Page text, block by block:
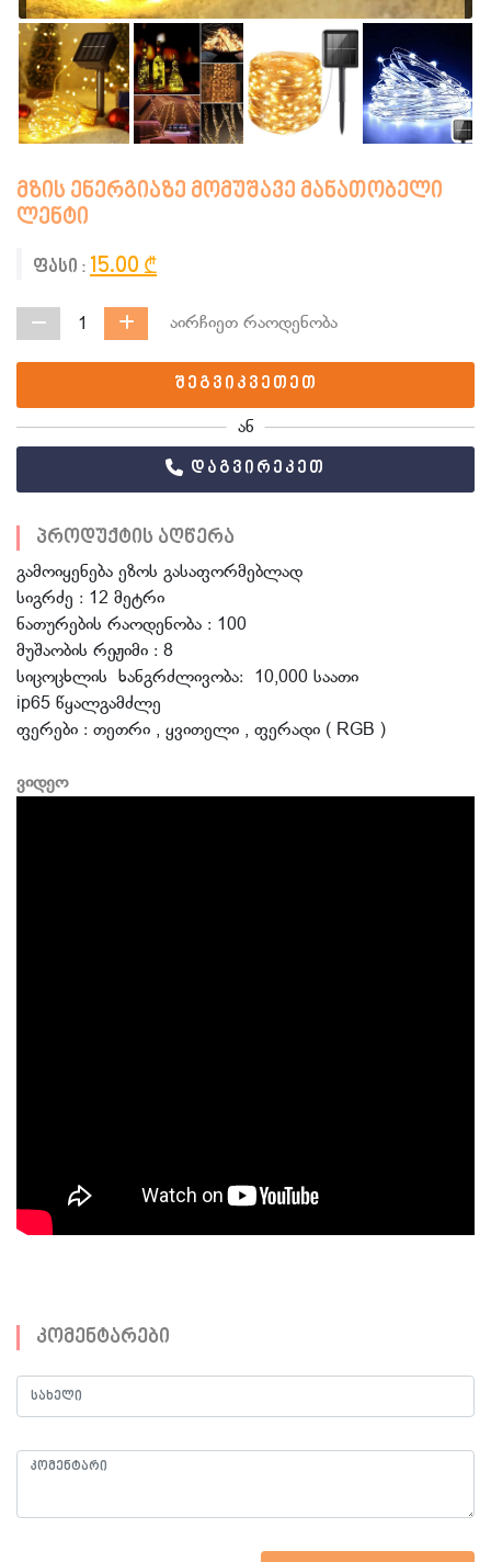
მზის ენერგიაზე მომუშავე მანათობელი
ლენტი
ფასი : 15.00 ₾
1 აირჩიეთ რაოდენობა
შეგვიკვეთეთ
ან
დაგვირეკეთ
პროდუქტის აღწერა
გამოიყენება ეზოს გასაფორმებლად
სიგრძე : 12 მეტრი
ნათურების რაოდენობა : 100
მუშაობის რეჟიმი : 8
სიცოცხლის ხანგრძლივობა: 10,000 საათი
ip65 წყალგამძლე
ფერები : თეთრი , ყვითელი , ფერადი ( RGB )
ვიდეო
კომენტარები